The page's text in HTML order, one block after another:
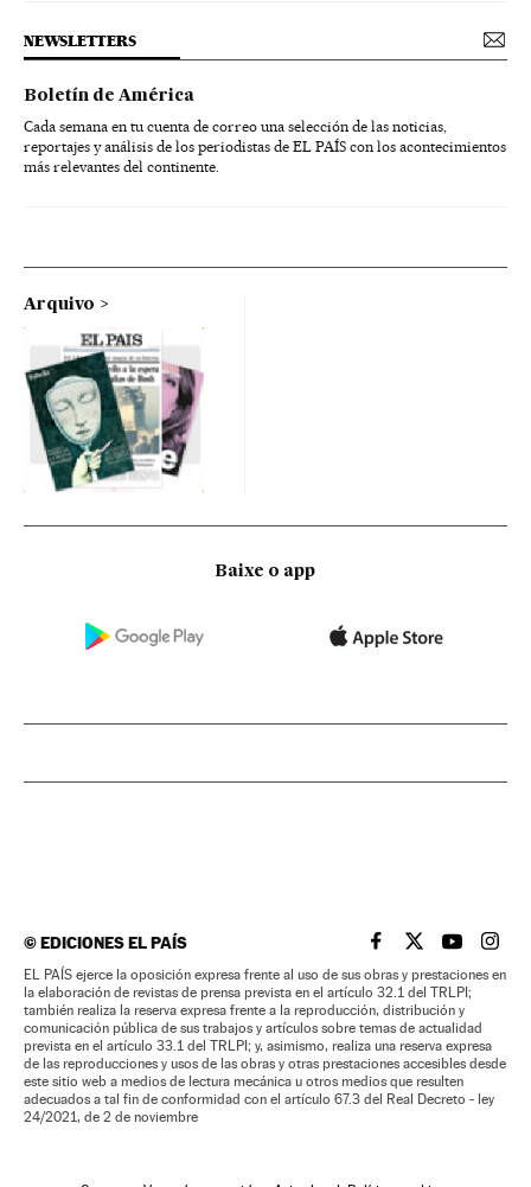
NEWSLETTERS
Boletín de América
Cada semana en tu cuenta de correo una selección de las noticias,
reportajes y análisis de los periodistas de EL PAÍS con los acontecimientos
más relevantes del continente.
Arquivo
Baixe o app
©EDICIONES EL PAÍS EL PAÍS BRASIL EN
EL PAÍSEL PAÍS
EL
EL PAÍS ejerce la oposición expresa frente al uso de sus obras y prestaciones en
la elaboración de revistas de prensa prevista en el artículo 32.1 del TRLPI;
también realiza la reserva expresa frente a la reproducción, distribución y
comunicación pública de sus trabajos y artículos sobre temas de actualidad
prevista en el artículo 33.1 del TRLPI; y, asimismo, realiza una reserva expresa
de las reproducciones y usos de las obras y otras prestaciones accesibles desde
este sitio web a medios de lectura mecánica u otros medios que resulten
adecuados a tal fin de conformidad con el artículo 67.3 del Real Decreto - ley
24/2021, de 2 de noviembre